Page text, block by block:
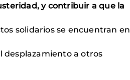
y contribuir a que la
solidarios se encuentran en
desplazamiento a otros